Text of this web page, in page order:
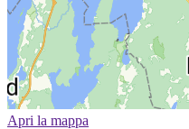
Apri la mappa